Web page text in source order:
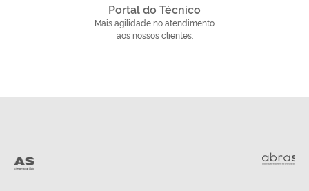
Portal do Técnico
Mais agilidade no atendimento
aos nossos clientes.